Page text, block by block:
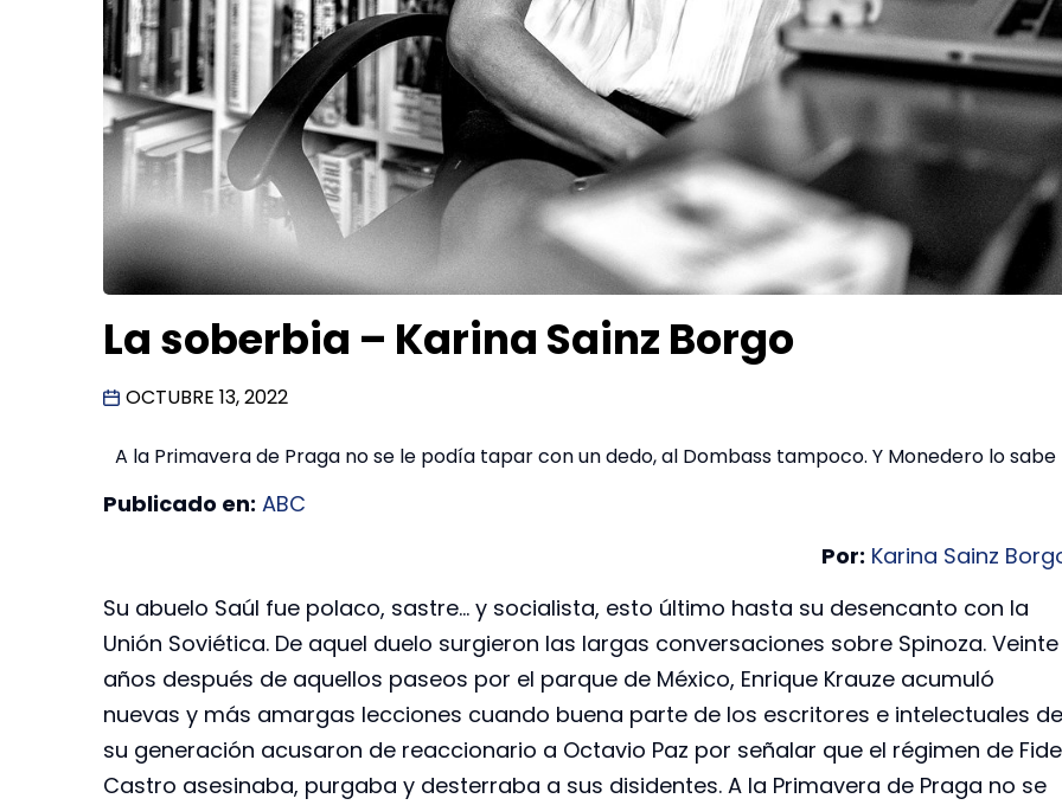
La soberbia – Karina Sainz Borgo
OCTUBRE 13, 2022
A la Primavera de Praga no se le podía tapar con un dedo, al Dombass tampoco. Y Monedero lo sabe
Publicado en: ABC
Por: Karina Sainz
Su abuelo Saúl fue polaco, sastre… y socialista, esto último hasta su desencanto con la
Unión Soviética. De aquel duelo surgieron las largas conversaciones sobre Spinoza. Veinte
años después de aquellos paseos por el parque de México, Enrique Krauze acumuló
nuevas y más amargas lecciones cuando buena parte de los escritores e intelectuales de
su generación acusaron de reaccionario a Octavio Paz por señalar que el régimen de
Castro asesinaba, purgaba y desterraba a sus disidentes. A la Primavera de Praga no se